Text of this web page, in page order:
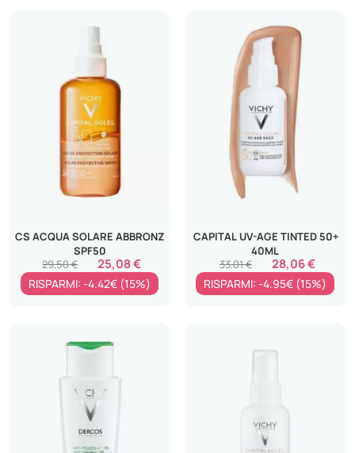
CS ACQUA SOLARE ABBRONZ
SPF50
25,08 €
29,50 €
RISPARMI: -4.42€ (15%)
CAPITAL UV-AGE TINTED 50+
40ML
28,06 €
33,01 €
RISPARMI: -4.95€ (15%)